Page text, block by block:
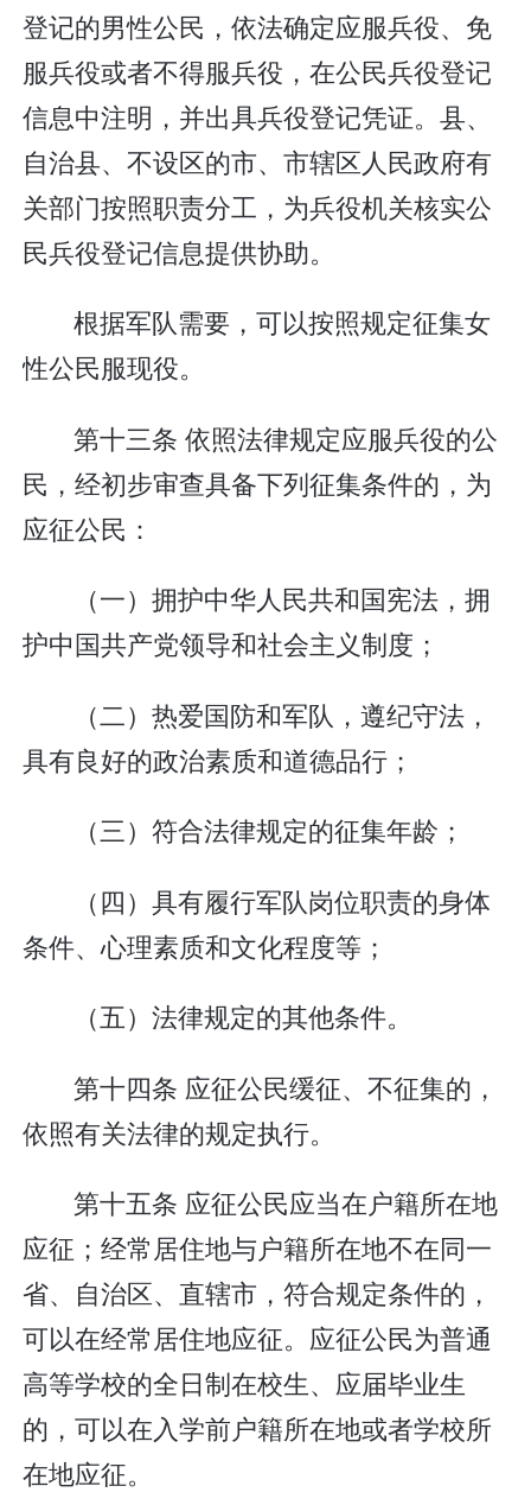
登记的男性公民，依法确定应服兵役、免
服兵役或者不得服兵役，在公民兵役登记
信息中注明，并出具兵役登记凭证。县、
自治县、不设区的市、市辖区人民政府有
关部门按照职责分工，为兵役机关核实公
民兵役登记信息提供协助。
根据军队需要，可以按照规定征集女
性公民服现役。
第十三条 依照法律规定应服兵役的公
民，经初步审查具备下列征集条件的，为
应征公民：
（一）拥护中华人民共和国宪法，拥
护中国共产党领导和社会主义制度；
（二）热爱国防和军队，遵纪守法，
具有良好的政治素质和道德品行；
（三）符合法律规定的征集年龄；
（四）具有履行军队岗位职责的身体
条件、心理素质和文化程度等；
（五）法律规定的其他条件。
第十四条 应征公民缓征、不征集的，
依照有关法律的规定执行。
第十五条 应征公民应当在户籍所在地
应征；经常居住地与户籍所在地不在同一
省、自治区、直辖市，符合规定条件的，
可以在经常居住地应征。应征公民为普通
高等学校的全日制在校生、应届毕业生
的，可以在入学前户籍所在地或者学校所
在地应征。